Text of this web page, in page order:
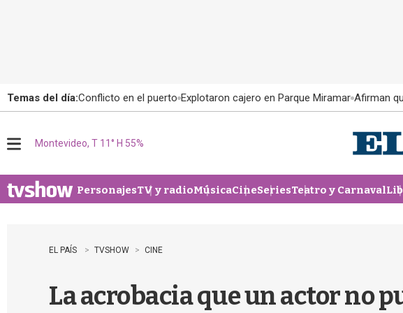
Temas del día:Conflicto en el puerto Explotaron cajero en Parque Miramar Afirman
u
Montevideo, T 11° H 55%
PersonajesTV y radioMúsicaCineSeriesTeatro y Carnaval
EL PAÍS TVSHOW CINE
La acrobacia que un actor no